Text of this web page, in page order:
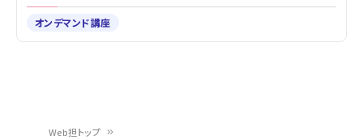
Web担トップ
オンデマンド講座